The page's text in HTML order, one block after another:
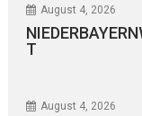
August 4, 2026
T
August 4, 2026